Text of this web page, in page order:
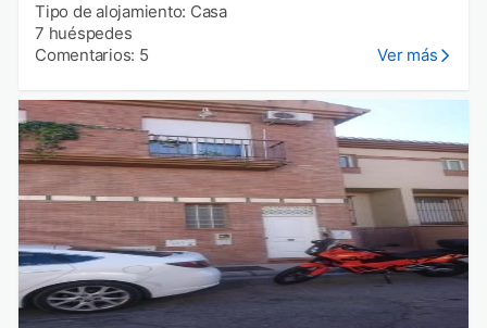
Tipo de alojamiento: Casa
7 huéspedes
Comentarios: 5
Ver más